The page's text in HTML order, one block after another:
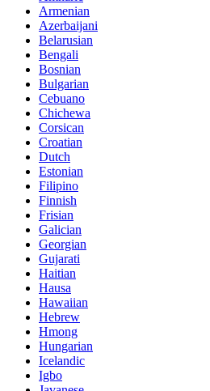
Armenian
Azerbaijani
Belarusian
Bengali
Bosnian
Bulgarian
Cebuano
Chichewa
Corsican
Croatian
Dutch
Estonian
Filipino
Finnish
Frisian
Galician
Georgian
Gujarati
Haitian
Hausa
Hawaiian
Hebrew
Hmong
Hungarian
Icelandic
Igbo